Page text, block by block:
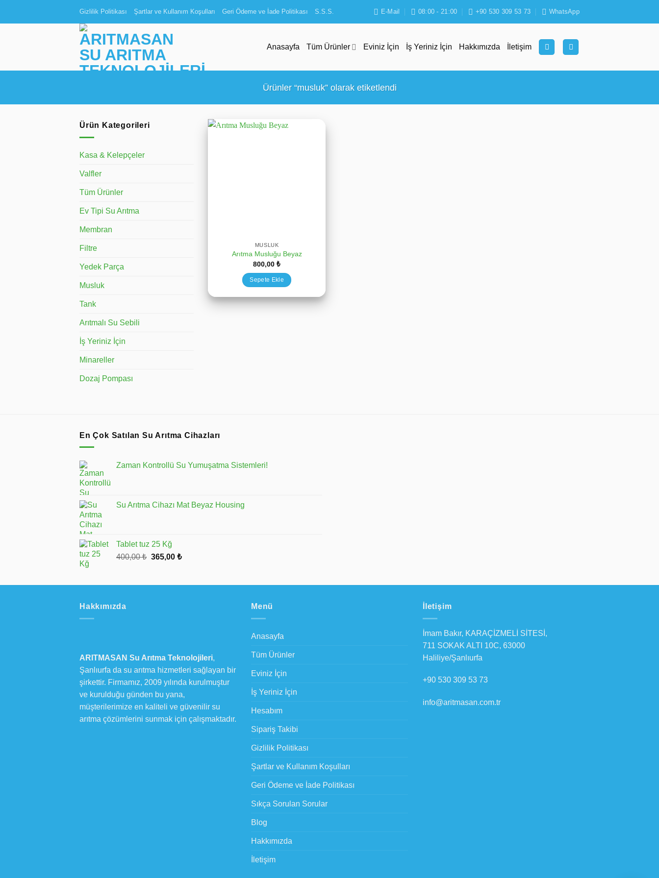
Gizlilik Politikası Şartlar ve Kullanım Koşulları Geri Ödeme ve İade Politikası S.S.S. E-Mail 08:00 - 21:00 +90 530 309 53 73 WhatsApp
Anasayfa Tüm Ürünler Eviniz İçin İş Yeriniz İçin Hakkımızda İletişim
Ürünler “musluk” olarak etiketlendi
Ürün Kategorileri
Kasa & Kelepçeler
Valfler
Tüm Ürünler
Ev Tipi Su Arıtma
Membran
Filtre
Yedek Parça
Musluk
Tank
Arıtmalı Su Sebili
İş Yeriniz İçin
Minareller
Dozaj Pompası
MUSLUK
Arıtma Musluğu Beyaz
800,00₺
Sepete Ekle
En Çok Satılan Su Arıtma Cihazları
Zaman Kontrollü Su Yumuşatma Sistemleri!
Su Arıtma Cihazı Mat Beyaz Housing
Tablet tuz 25 Kğ
400,00₺ Orijinal
365,00 ₺Şu
365,00 ₺.
Hakkımızda
ARITMASAN Su Arıtma Teknolojileri,
Şanlıurfa da su arıtma hizmetleri sağlayan bir
şirkettir. Firmamız, 2009 yılında kurulmuştur
ve kurulduğu günden bu yana,
müşterilerimize en kaliteli ve güvenilir su
arıtma çözümlerini sunmak için çalışmaktadır.
Menü
Anasayfa
Tüm Ürünler
Eviniz İçin
İş Yeriniz İçin
Hesabım
Sipariş Takibi
Gizlilik Politikası
Şartlar ve Kullanım Koşulları
Geri Ödeme ve İade Politikası
Sıkça Sorulan Sorular
Blog
Hakkımızda
İletişim
İletişim
İmam Bakır, KARAÇİZMELİ SİTESİ,
711 SOKAK ALTI 10C, 63000
Haliliye/Şanlıurfa
+90 530 309 53 73
info@aritmasan.com.tr